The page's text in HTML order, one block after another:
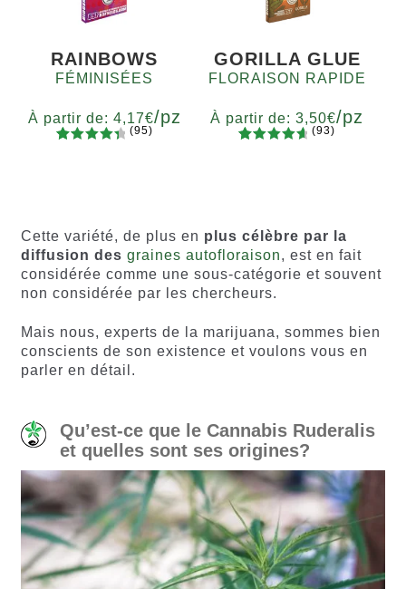
client
RAINBOWS
FÉMINISÉES
À partir de: 4,17€/pz
notations
client
(95)
GORILLA GLUE
FLORAISON RAPIDE
À partir de:3,50€/pz
client
(93)
Cette variété, de plus en plus célèbre par la
diffusion des graines autofloraison, est en fait
considérée comme une sous-catégorie et souvent
non considérée par les chercheurs.
Mais nous, experts de la marijuana, sommes bien
conscients de son existence et voulons vous en
parler en détail.
Qu’est-ce que le Cannabis Ruderalis
et quelles sont ses origines?